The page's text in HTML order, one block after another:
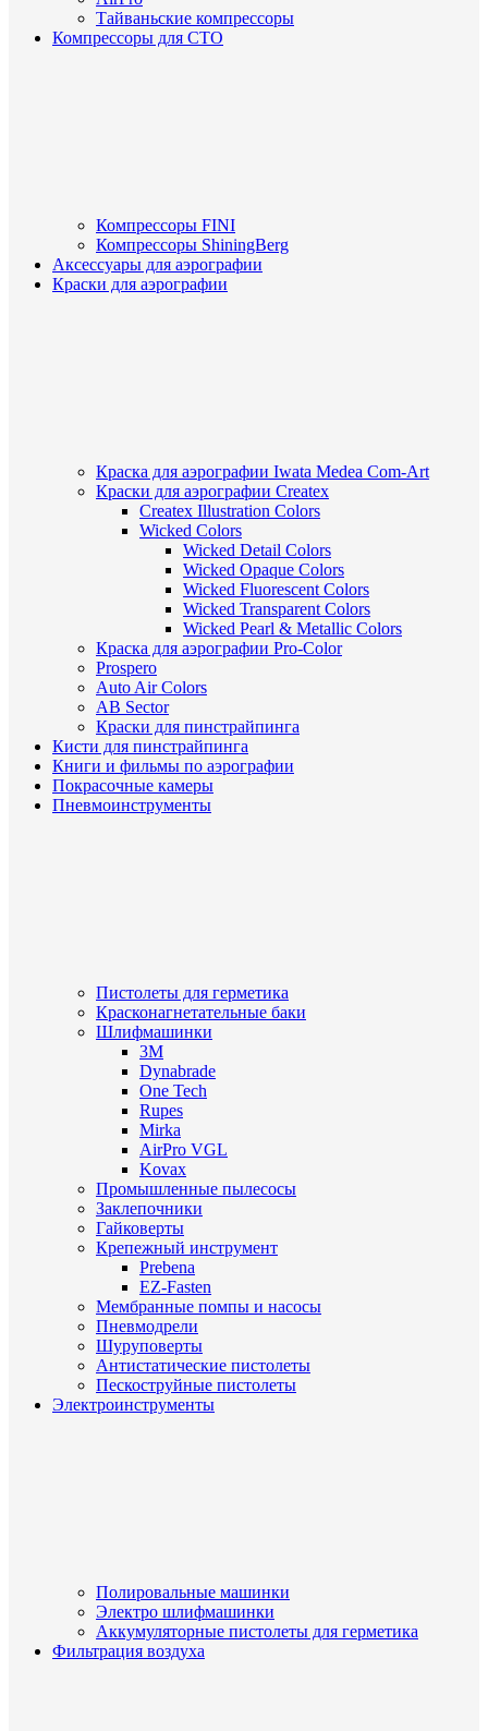
Тайваньские компрессоры
Компрессоры для СТО
Компрессоры FINI
Компрессоры ShiningBerg
Аксессуары для аэрографии
Краски для аэрографии
Краска для аэрографии Iwata Medea Com-Art
Краски для аэрографии Createx
Createx Illustration Colors
Wicked Colors
Wicked Detail Colors
Wicked Opaque Colors
Wicked Fluorescent Colors
Wicked Transparent Colors
Wicked Pearl & Metallic Colors
Краска для аэрографии Pro-Color
Prospero
Auto Air Colors
AB Sector
Краски для пинстрайпинга
Кисти для пинстрайпинга
Книги и фильмы по аэрографии
Покрасочные камеры
Пневмоинструменты
Пистолеты для герметика
Красконагнетательные баки
Шлифмашинки
3M
Dynabrade
One Tech
Rupes
Mirka
AirPro VGL
Kovax
Промышленные пылесосы
Заклепочники
Гайковерты
Крепежный инструмент
Prebena
EZ-Fasten
Мембранные помпы и насосы
Пневмодрели
Шуруповерты
Антистатические пистолеты
Пескоструйные пистолеты
Электроинструменты
Полировальные машинки
Электро шлифмашинки
Аккумуляторные пистолеты для герметика
Фильтрация воздуха